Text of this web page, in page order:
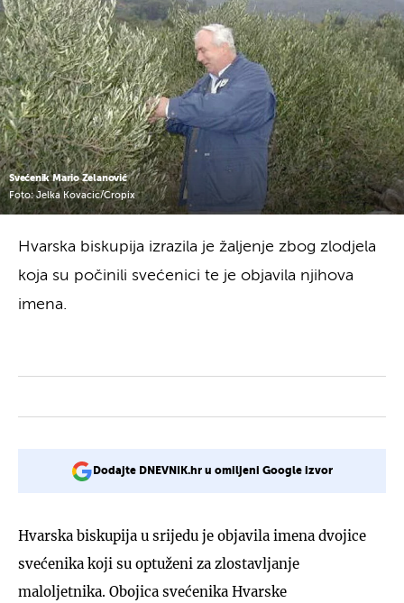
Svećenik Mario Zelanović
Foto: Jelka Kovacic/Cropix
Hvarska biskupija izrazila je žaljenje zbog zlodjela
koja su počinili svećenici te je objavila njihova
imena.
Dodajte DNEVNIK.hr u omiljeni Google izvor
Hvarska biskupija u srijedu je objavila imena dvojice
svećenika koji su optuženi za zlostavljanje
maloljetnika. Obojica svećenika Hvarske